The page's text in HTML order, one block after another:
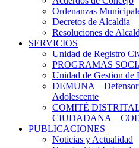
Ordenanzas
Decretos de Alcaldía
Resoluciones de
SERVICIOS
Unidad de Registro
PROGRAMAS
Unidad de Gestion de
DEMUNA –
Adolescente
COMITÉ
CIUDADANA –
PUBLICACIONES
Noticias y Actualidad